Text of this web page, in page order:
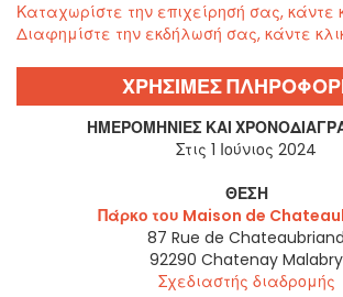
Καταχωρίστε την επιχείρησή σας, κάντε
Διαφημίστε την εκδήλωσή σας, κάντε
ΧΡΗΣΙΜΕΣ
ΗΜΕΡΟΜΗΝΊΕΣ ΚΑΙ
Στις 1 Ιούνιος 2024
ΘΈΣΗ
Πάρκο του Maison de
87 Rue de Chateaubriand
92290 Chatenay Malabry
Σχεδιαστής διαδρομής